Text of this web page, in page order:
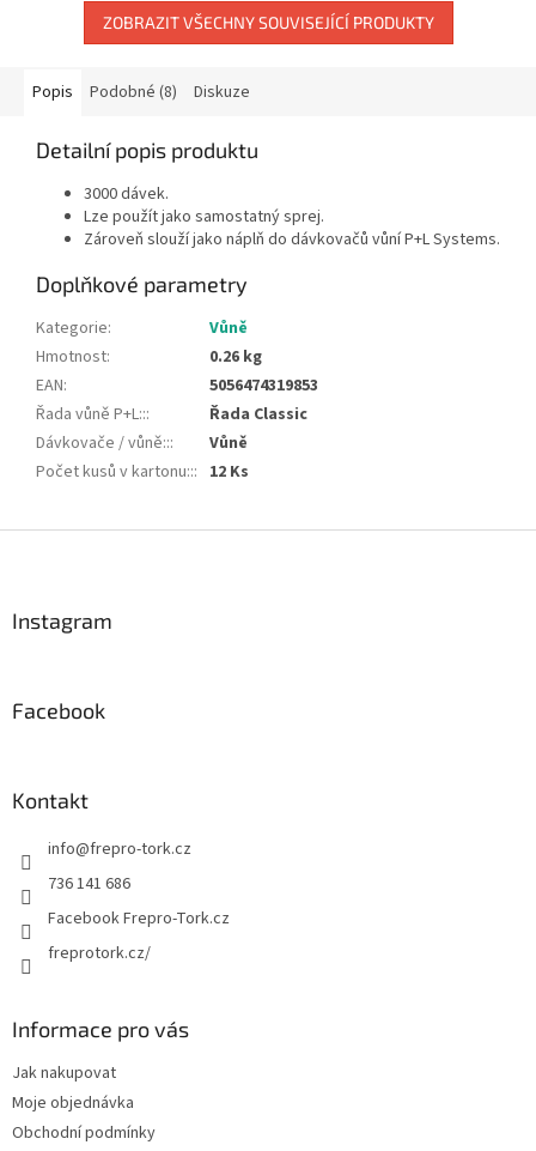
ZOBRAZIT VŠECHNY SOUVISEJÍCÍ PRODUKTY
Popis Podobné (8) Diskuze
Detailní popis produktu
3000 dávek.
Lze použít jako samostatný sprej.
Zároveň slouží jako náplň do dávkovačů vůní P+L Systems.
Doplňkové parametry
Kategorie:
Vůně
Hmotnost:
0.26 kg
EAN:
5056474319853
Řada vůně P+L:::
Řada Classic
Dávkovače / vůně:::
Vůně
Počet kusů v kartonu::: 12 Ks
Instagram
Facebook
Kontakt
info@frepro-tork.cz
736 141 686
Facebook Frepro-Tork.cz
freprotork.cz/
Informace pro vás
Jak nakupovat
Moje objednávka
Obchodní podmínky